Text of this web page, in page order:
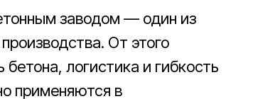
заводом — один из
От этого
логистика и гибкость
применяются в